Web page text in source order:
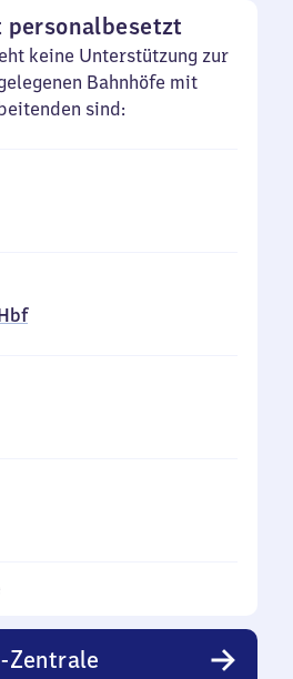
keine Unterstützung zur
Bahnhöfe mit
sind:
Zentrale